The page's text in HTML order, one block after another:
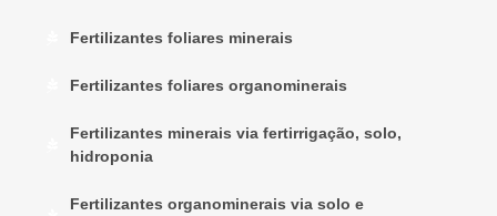
Fertilizantes foliares minerais
Fertilizantes foliares organominerais
Fertilizantes minerais via fertirrigação, solo,
hidroponia
Fertilizantes organominerais via solo e